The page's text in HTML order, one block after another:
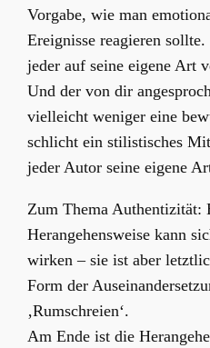
Vorgabe, wie man
Ereignisse reagieren
jeder auf seine eigene Art
Und der von dir
vielleicht weniger eine
schlicht ein stilistisches
jeder Autor seine eigene
Zum Thema Authentizität:
Herangehensweise kann
wirken – sie ist aber
Form der
‚Rumschreien‘.
Am Ende ist die